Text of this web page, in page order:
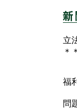
立
＊
福
問